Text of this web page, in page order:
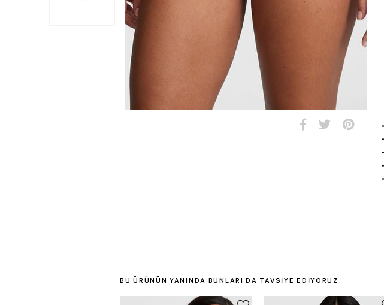
BU ÜRÜNÜN YANINDA BUNLARI DA TAVSIYE EDIYORUZ